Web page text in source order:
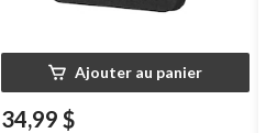
Ajouter au panier
34,99 $